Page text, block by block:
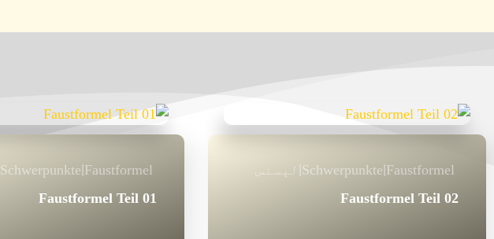
Faustformel
Schwerpunkte لېسنس
Faustformel Teil 02
Faustformel
Schwerpunkte
Faustformel Teil 01